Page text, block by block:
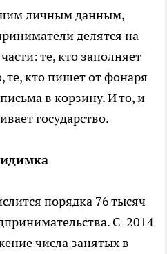
личным данным,
делятся на
те, кто заполняет
те, кто пишет от фонаря
в корзину. И то, и
государство.
порядка 76 тысяч
С 2014
числа занятых в